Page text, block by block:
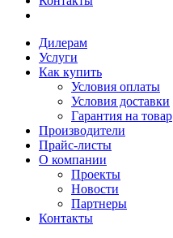
Дилерам
Услуги
Как купить
Условия оплаты
Условия доставки
Гарантия на товар
Производители
Прайс-листы
О компании
Проекты
Новости
Партнеры
Контакты